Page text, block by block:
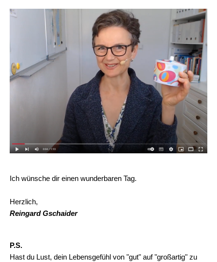
Ich wünsche dir einen wunderbaren Tag.
Herzlich,
Reingard Gschaider
P.S.
Hast du Lust, dein Lebensgefühl von "gut" auf "großartig" zu